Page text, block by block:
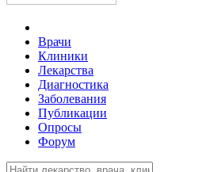
Врачи
Клиники
Лекарства
Диагностика
Заболевания
Публикации
Опросы
Форум